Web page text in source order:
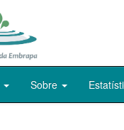
Sobre